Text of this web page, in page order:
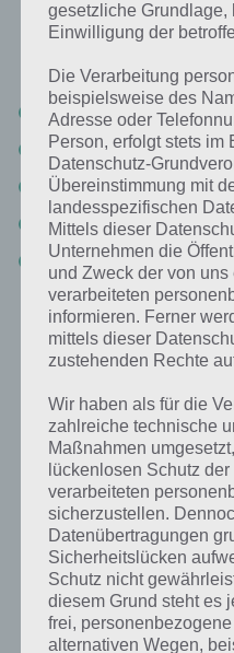
Nachfolgend findest du alle
Bild: Frau mit Spiegel in der App
Spiegel
Frau
Kaputt
Gesicht
Pech
Weitere Aufgaben
Level
Ebenfalls im gleichen Level wie
Ein Ort mit vielen Spiegeln” und
einfach auf den Sachverhalt, um
Auf WhatsApp teilen
Tweet auf Twitter
gesetzliche
Einwilligung der
Die Verarbeitung
beispielsweise des
Adresse oder
Person, erfolgt stets im
Datenschutz-
Übereinstimmung mit
landesspezifischen
Mittels dieser
Unternehmen die
und Zweck der von
verarbeiteten
informieren. Ferner
mittels dieser
zustehenden Rechte
Wir haben als für die
zahlreiche technische
Maßnahmen
lückenlosen Schutz
verarbeiteten
sicherzustellen.
Datenübertragungen
Sicherheitslücken
Schutz nicht
diesem Grund steht es
frei,
alternativen Wegen,